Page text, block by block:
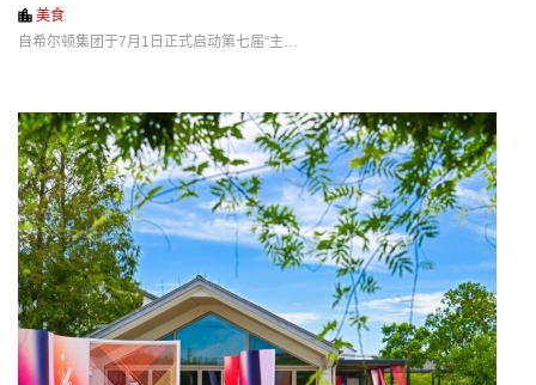
美食
自希尔顿集团于7月1日正式启动第七届“主…